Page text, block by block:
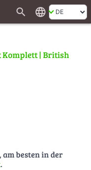
search language
Komplett | British
besten in der
.